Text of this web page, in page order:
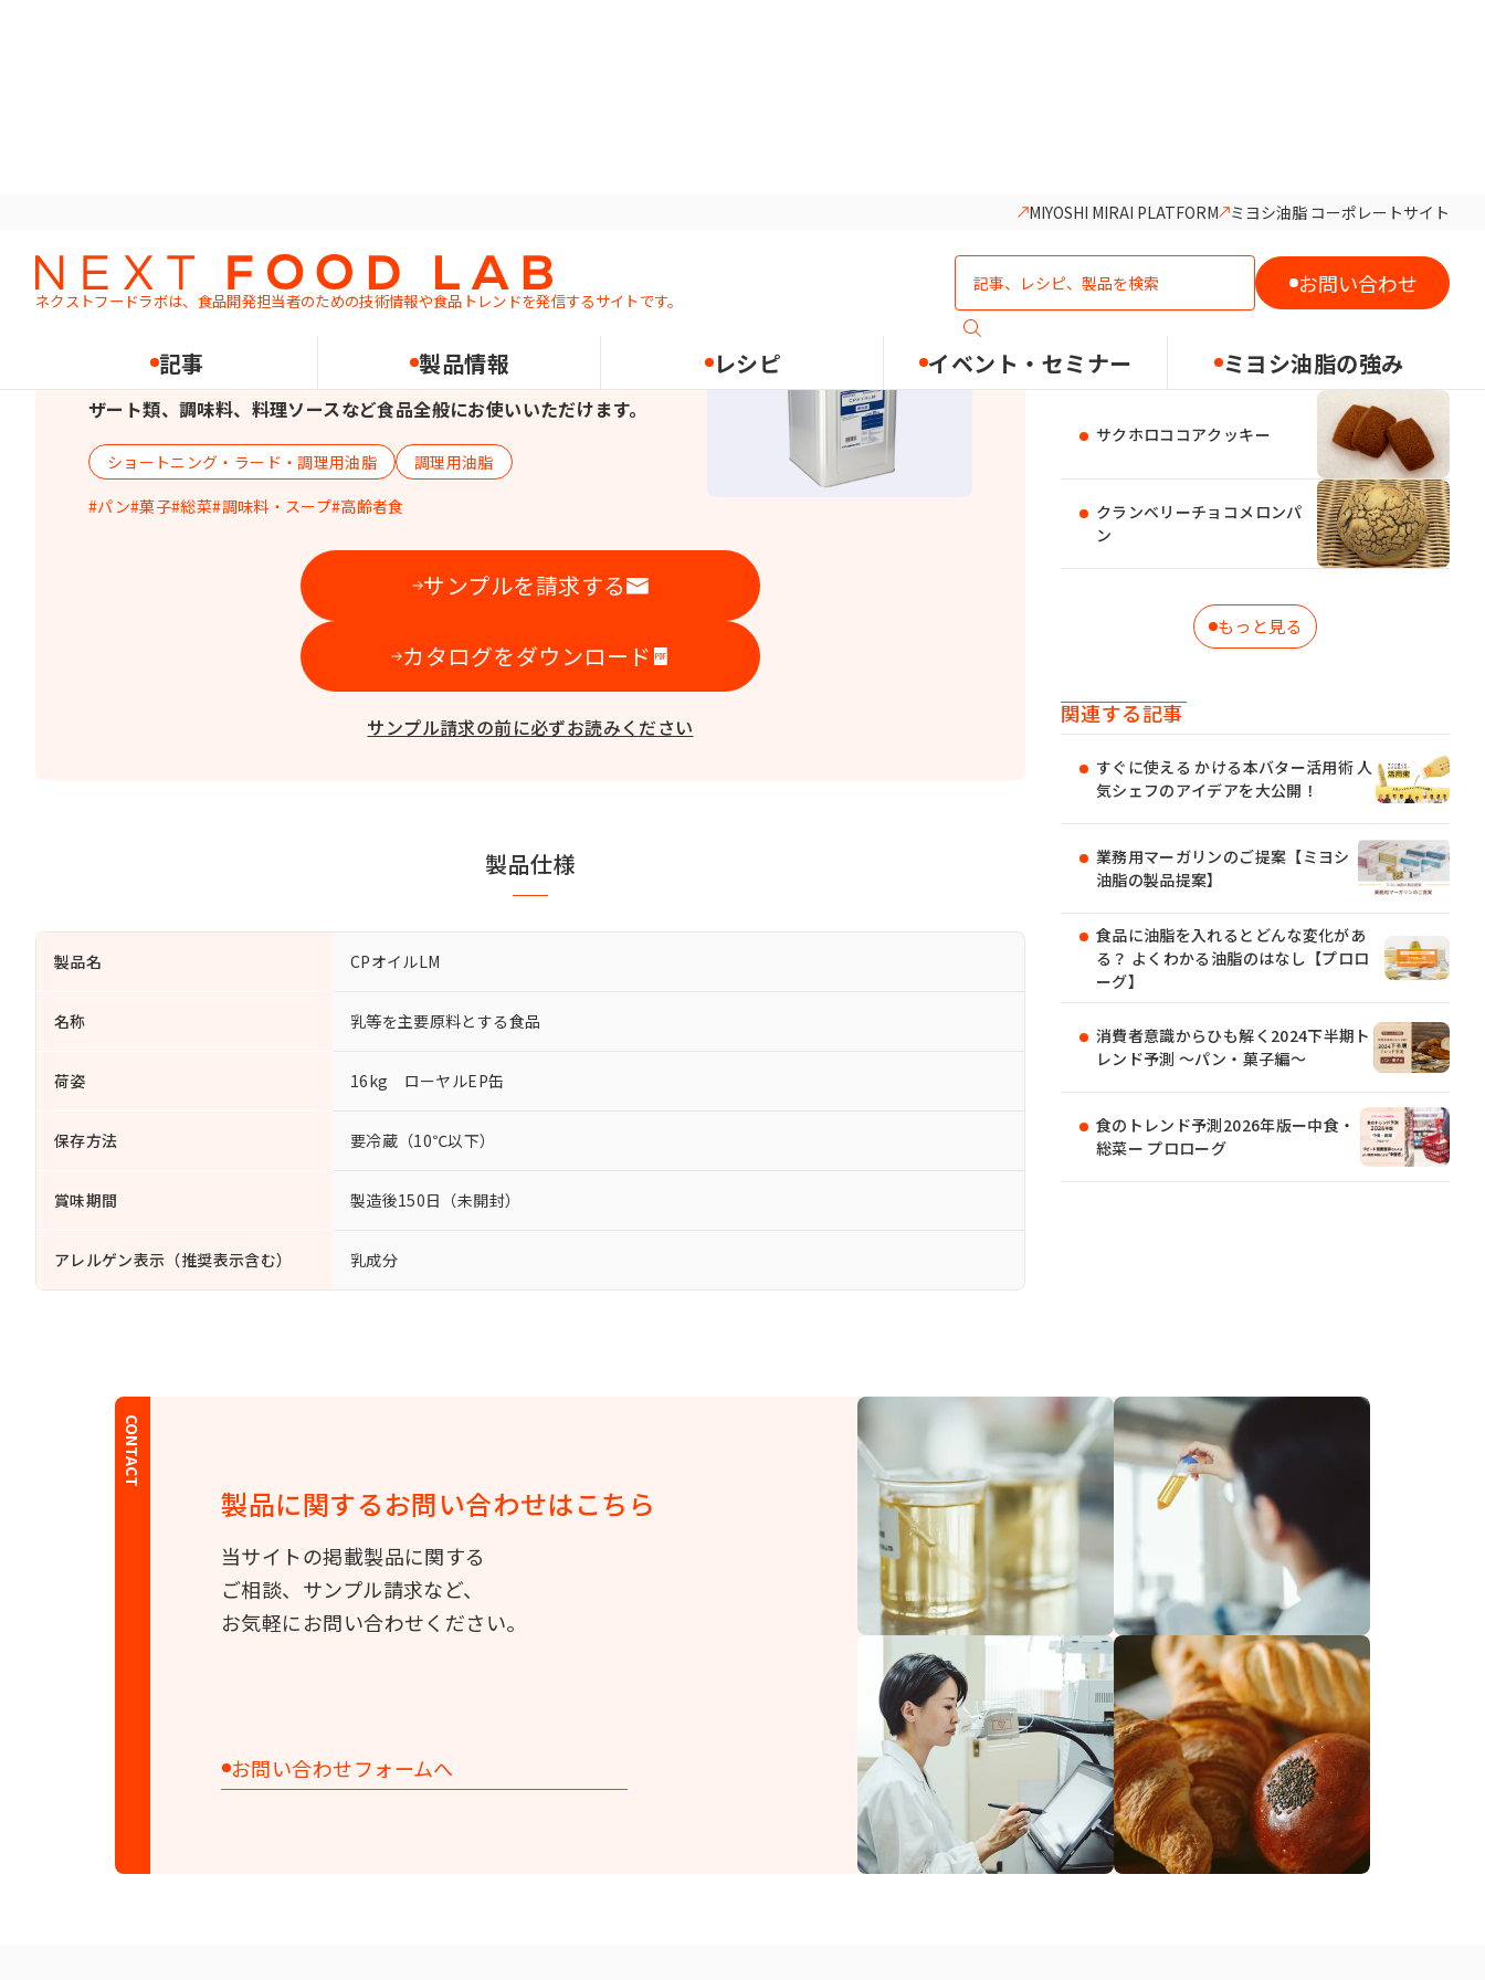
MIYOSHI MIRAI PLATFORM ミヨシ油脂 コーポレートサイト
ネクストフードラボは、食品開発担当者のための技術情報や食品トレンドを発信するサイトです。
お問い合わせ
記事 製品情報 レシピ イベント・セミナー ミヨシ油脂の強み
CPオイルLM
乳脂肪分67.5%、常温で液状のコンパウンドオイルです。製菓製パン、デ
ザート類、調味料、料理ソースなど食品全般にお使いいただけます。
ショートニング・ラード・調理用油脂
調理用油脂
パン 菓子 総菜 調味料・スープ 高齢者食
サンプルを請求する
カタログをダウンロード
サンプル請求の前に必ずお読みください
製品仕様
製品名 CPオイルLM
名称 乳等を主要原料とする食品
荷姿 16kg ローヤルEP缶
保存方法 要冷蔵（10℃以下）
賞味期間 製造後150日（未開封）
アレルゲン表示（推奨表示含む） 乳成分
この製品を使用したレシピ
サクホロココアクッキー
クランベリーチョコメロンパ
ン
もっと見る
関連する記事
すぐに使える かける本バター活用術 人
気シェフのアイデアを大公開！
業務用マーガリンのご提案【ミヨシ
油脂の製品提案】
食品に油脂を入れるとどんな変化があ
る？ よくわかる油脂のはなし【プロロ
ーグ】
消費者意識からひも解く2024下半期ト
レンド予測 ～パン・菓子編～
食のトレンド予測2026年版ー中食・
総菜ー プロローグ
CONTACT
製品に関するお問い合わせはこちら
当サイトの掲載製品に関する
ご相談、サンプル請求など、
お気軽にお問い合わせください。
お問い合わせフォームへ